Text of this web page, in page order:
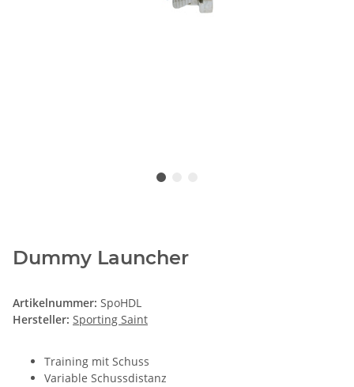
Dummy Launcher
Artikelnummer: SpoHDL
Hersteller: Sporting Saint
Training mit Schuss
Variable Schussdistanz